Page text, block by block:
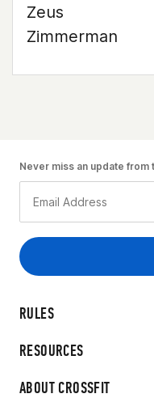
Zeus
Zimmerman
RULES
RESOURCES
ABOUT CROSSFIT
Never miss an update from